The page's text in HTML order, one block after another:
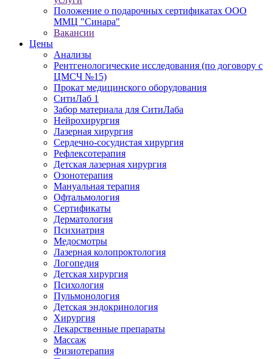
Положение о подарочных сертификатах ООО
ММЦ "Синара"
Вакансии
Цены
Анализы
Рентгенологические исследования (по договору с
ЦМСЧ №15)
Прокат медицинского оборудования
СитиЛаб 1
Забор материала для СитиЛаба
Нейрохирургия
Лазерная хирургия
Сердечно-сосудистая хирургия
Рефлексотерапия
Детская лазерная хирургия
Озонотерапия
Мануальная терапия
Офтальмология
Сертификаты
Дерматология
Психиатрия
Медосмотры
Лазерная колопроктология
Логопедия
Детская хирургия
Психология
Пульмонология
Детская эндокринология
Хирургия
Лекарственные препараты
Массаж
Физиотерапия